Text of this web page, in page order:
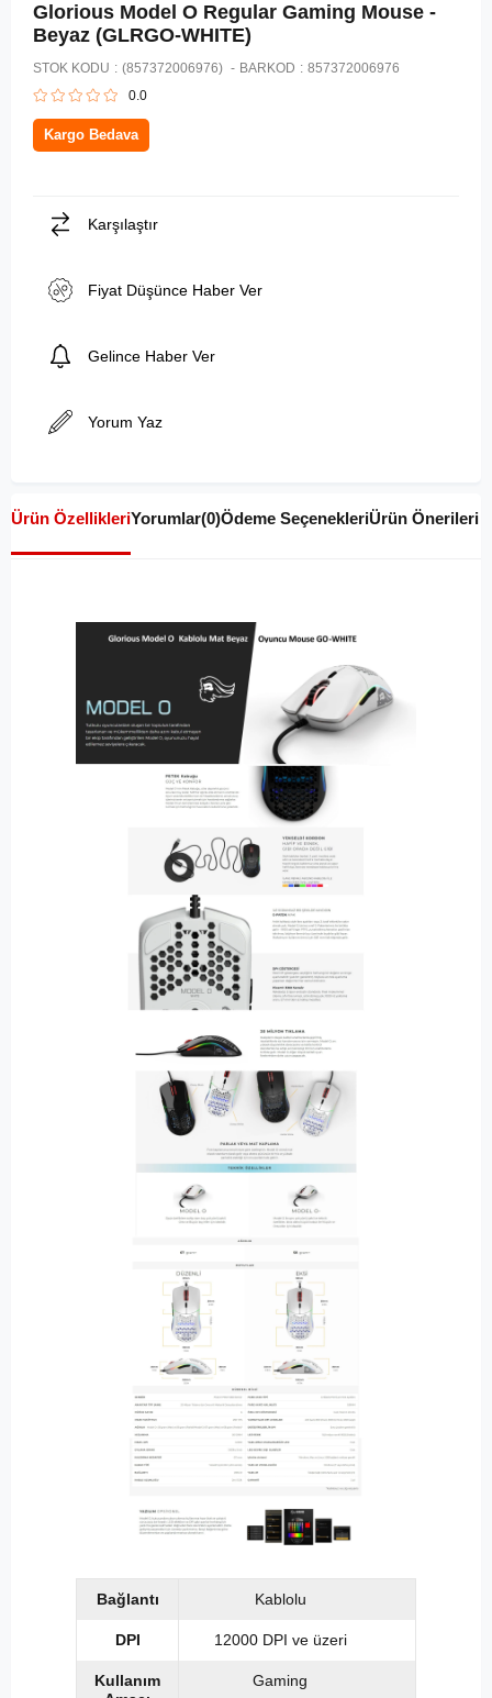
Glorious Model O Regular Gaming Mouse -
Beyaz (GLRGO-WHITE)
STOK KODU (857372006976) BARKOD : 857372006976
0.0
Kargo Bedava
Karşılaştır
Fiyat Düşünce Haber Ver
Gelince Haber Ver
Yorum Yaz
Ürün ÖzellikleriYorumlar(0)Ödeme SeçenekleriÜrün Önerileri
Bağlantı Kablolu
DPI 12000 DPI ve üzeri
Kullanım
Gaming